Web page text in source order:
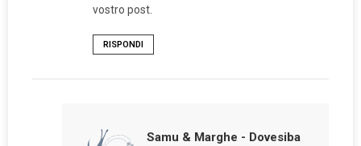
vostro post.
RISPONDI
Samu & Marghe - Dovesiba